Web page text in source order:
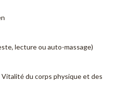
lecture ou auto-massage)
du corps physique et des